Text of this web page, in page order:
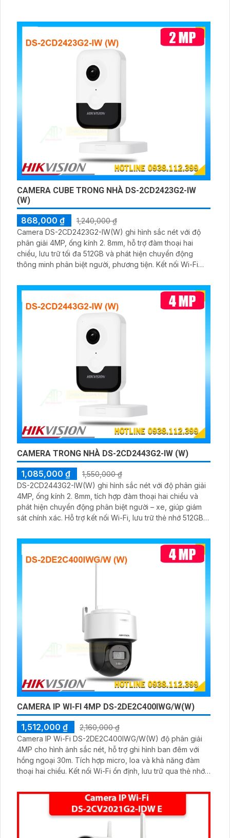
CAMERA CUBE TRONG NHÀ DS-2CD2423G2-IW
(W)
868,000 ₫
1,240,000 ₫
Camera DS-2CD2423G2-IW(W) ghi hình sắc nét với độ
phân giải 4MP, ống kính 2. 8mm, hỗ trợ đàm thoại hai
chiều, lưu trữ tối đa 512GB và phát hiện chuyển động
thông minh phân biệt người, phương tiện. Kết nối Wi-Fi
đêm.
CAMERA TRONG NHÀ DS-2CD2443G2-IW (W)
1,085,000 ₫
1,550,000 ₫
DS-2CD2443G2-IW(W) ghi hình sắc nét với độ phân giải
4MP, ống kính 2. 8mm, tích hợp đàm thoại hai chiều và
phát hiện chuyển động phân biệt người – xe, giúp giám
sát chính xác. Hỗ trợ kết nối Wi-Fi, lưu trữ thẻ nhớ 512GB,
CAMERA IP WI-FI 4MP DS-2DE2C400IWG/W(W)
1,512,000 ₫
2,160,000 ₫
Camera IP Wi-Fi DS-2DE2C400IWG/W(W) độ phân giải
4MP cho hình ảnh sắc nét, hỗ trợ ghi hình ban đêm với
hồng ngoại 30m. Tích hợp micro, loa và khả năng đàm
thoại hai chiều. Kết nối Wi-Fi ổn định, lưu trữ qua thẻ nhớ
tiện giúp giảm báo động giả hiệu quả